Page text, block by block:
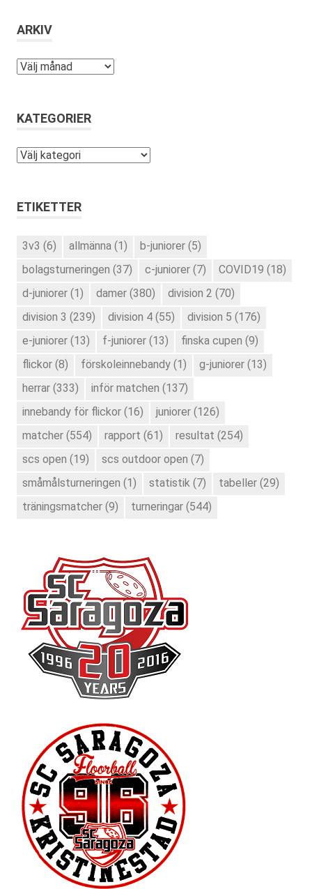
ARKIV
Arkiv
KATEGORIER
Kategorier
ETIKETTER
3v3 (6) allmänna (1) b-juniorer (5)
bolagsturneringen (37) c-juniorer (7) COVID19 (18)
d-juniorer (1) damer (380) division 2 (70)
division 3 (239) division 4 (55) division 5 (176)
e-juniorer (13) f-juniorer (13) finska cupen (9)
flickor (8) förskoleinnebandy (1) g-juniorer (13)
herrar (333) inför matchen (137)
innebandy för flickor (16) juniorer (126)
matcher (554) rapport (61) resultat (254)
scs open (19) scs outdoor open (7)
småmålsturneringen (1) statistik (7) tabeller (29)
träningsmatcher (9) turneringar (544)